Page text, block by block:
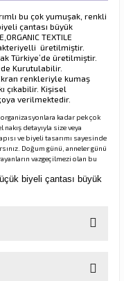
bu çok yumuşak, renkli
çantası büyük
TEXTILE
üretilmiştir.
Türkiye’de üretilmiştir.
Kurutulabilir.
renkleriyle kumaş
çıkabilir. Kişisel
verilmektedir.
kadar pek çok
detayıyla size veya
ve biyeli tasarımı sayesinde
Doğum günü, anneler günü
vazgeçilmezi olan bu
biyeli çantası büyük